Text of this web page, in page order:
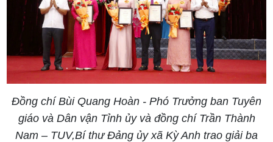
Đồng chí Bùi Quang Hoàn - Phó Trưởng ban Tuyên
giáo và Dân vận Tỉnh ủy và đồng chí Trần Thành
Nam – TUV,Bí thư Đảng ủy xã Kỳ Anh trao giải ba